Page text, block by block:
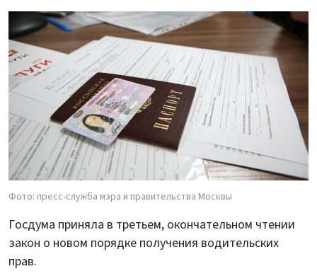
Фото: пресс-служба мэра и правительства Москвы
Госдума приняла в третьем, окончательном чтении
закон о новом порядке получения водительских
прав.